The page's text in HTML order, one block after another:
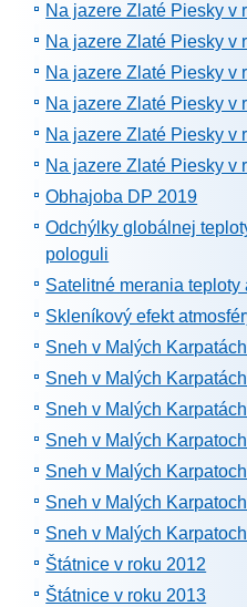
Na jazere Zlaté Piesky v
Na jazere Zlaté Piesky v
Na jazere Zlaté Piesky v
Na jazere Zlaté Piesky v
Na jazere Zlaté Piesky v
Na jazere Zlaté Piesky v
Obhajoba DP 2019
Odchýlky globálnej
pologuli
Satelitné merania teploty
Skleníkový efekt
Sneh v Malých
Sneh v Malých
Sneh v Malých
Sneh v Malých
Sneh v Malých
Sneh v Malých
Sneh v Malých
Štátnice v roku 2012
Štátnice v roku 2013